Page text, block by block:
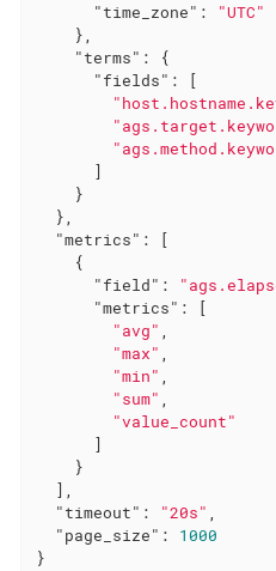
"time_zone" :
"UTC"
    },
"terms" : {
"fields" : [
      ]
    }
  },
"metrics" : [
    {
"field" :
"metrics" : [
"avg" ,
"max" ,
"min" ,
"sum" ,
"value_count"
      ]
    }
  ],
"timeout" : "20s" ,
"page_size" : 1000
}